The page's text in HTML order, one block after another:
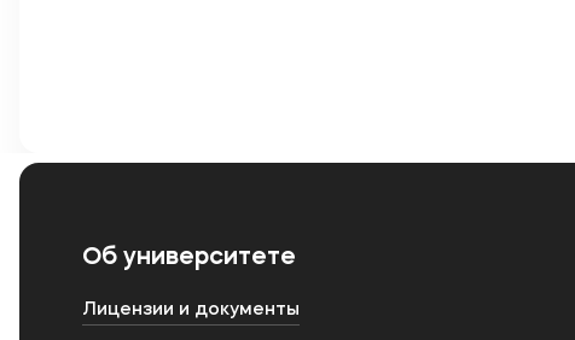
Об университете
Лицензии и документы